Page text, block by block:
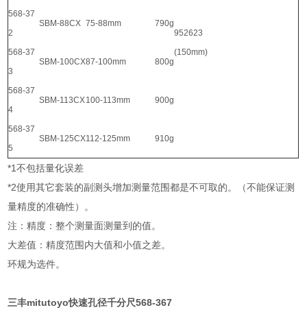
952623
(150mm)
568-37
2
SBM-88CX 75-88mm 790g
568-37
3
SBM-100CX87-100mm 800g
568-37
4
SBM-113CX100-113mm 900g
568-37
5
SBM-125CX112-125mm 910g
*1不包括量化误差
*2使用其它套装的副测头增加测量范围都是不可取的。（不能保证测
量精度的准确性）。
注：精度：整个测量面测量到的值。
大差值：精度范围内大值和小值之差。
环规为选件。
三丰mitutoyo快速孔径千分尺568-367